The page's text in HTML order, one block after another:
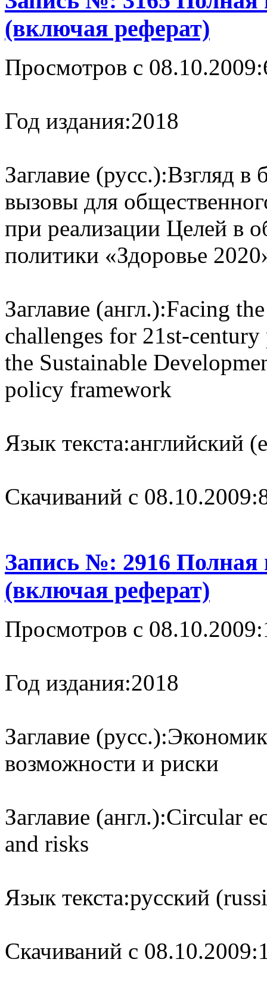
(включая реферат)
Просмотров с 08.10.2009:
Год издания:2018
Заглавие (русс.):Взгляд в
вызовы для
при реализации Целей в
политики «Здоровье
Заглавие (англ.):Facing
challenges for 21st-
the Sustainable
policy framework
Язык текста:английский
Cкачиваний с 08.10.2009:
Запись №: 2916 Полная
(включая реферат)
Просмотров с 08.10.2009:
Год издания:2018
Заглавие (русс.):
возможности и риски
Заглавие (англ.):Circular
and risks
Язык текста:русский
Cкачиваний с 08.10.2009: